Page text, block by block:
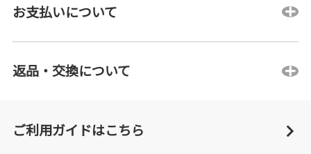
お支払いについて
返品・交換について
ご利用ガイドはこちら